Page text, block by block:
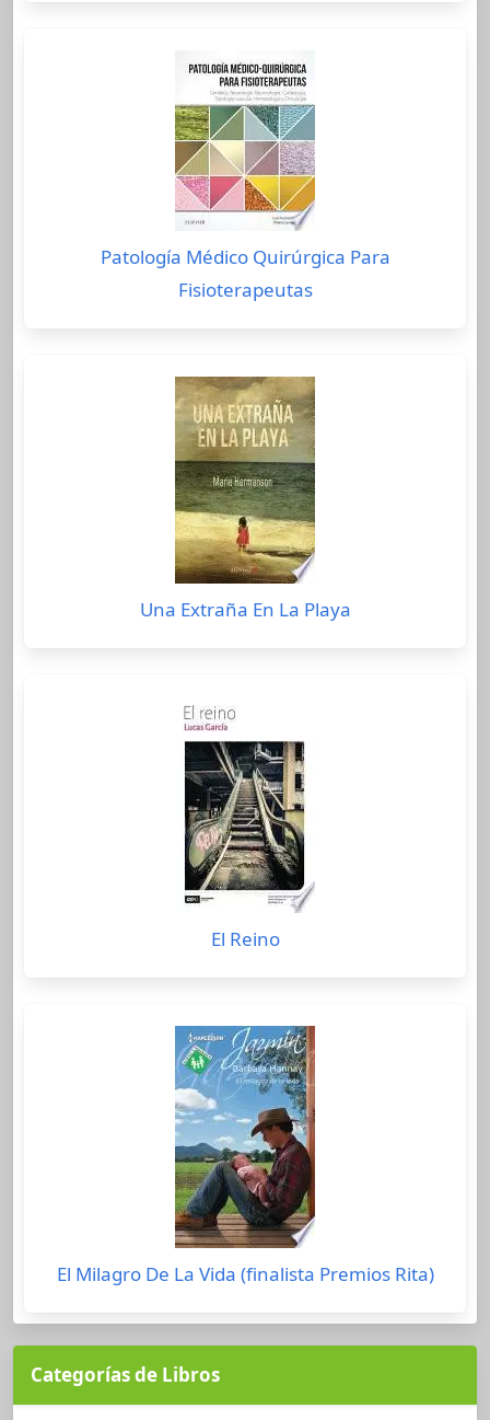
Patología Médico Quirúrgica Para
Fisioterapeutas
Una Extraña En La Playa
El Reino
El Milagro De La Vida (finalista Premios Rita)
Categorías de Libros